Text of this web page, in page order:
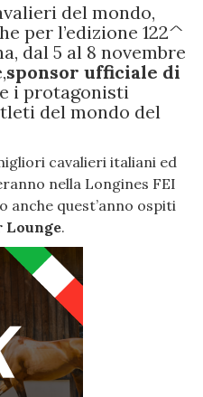
del mondo,
per l’edizione 122^
dal 5 al 8 novembre
sponsor ufficiale di
i protagonisti
del mondo del
cavalieri italiani ed
nella Longines FEI
anche quest’anno ospiti
Lounge.